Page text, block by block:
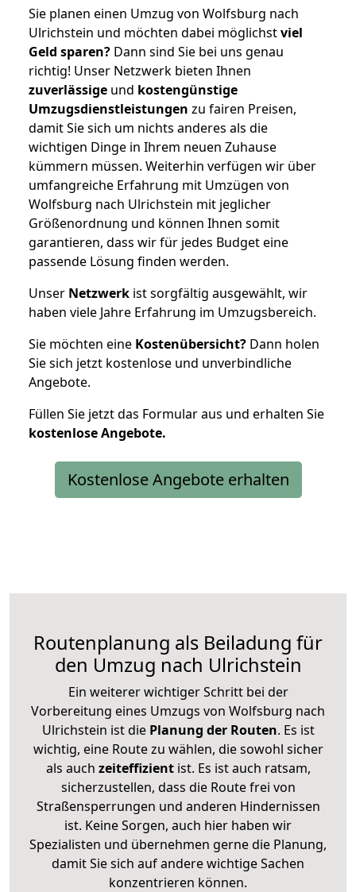
Sie planen einen Umzug von Wolfsburg nach
Ulrichstein und möchten dabei möglichstviel
Geld sparen? Dann sind Sie bei uns genau
richtig! Unser Netzwerk bieten Ihnen
zuverlässige und kostengünstige
Umzugsdienstleistungen zu fairen Preisen,
damit Sie sich um nichts anderes als die
wichtigen Dinge in Ihrem neuen Zuhause
kümmern müssen. Weiterhin verfügen wir über
umfangreiche Erfahrung mit Umzügen von
Wolfsburg nach Ulrichstein mit jeglicher
Größenordnung und können Ihnen somit
garantieren, dass wir für jedes Budget eine
passende Lösung finden werden.
Unser Netzwerk ist sorgfältig ausgewählt, wir
haben viele Jahre Erfahrung im Umzugsbereich.
Sie möchten eine Kostenübersicht? Dann holen
Sie sich jetzt kostenlose und unverbindliche
Angebote.
Füllen Sie jetzt das Formular aus und erhalten Sie
kostenloseAngebote.
Kostenlose Angebote erhalten
Routenplanung als Beiladung für
den Umzug nach Ulrichstein
Ein weiterer wichtiger Schritt bei der
Vorbereitung eines Umzugs von Wolfsburg nach
Ulrichstein ist diePlanung der Routen. Es ist
wichtig, eine Route zu wählen, die sowohl sicher
als auch zeiteffizientist. Es ist auch ratsam,
sicherzustellen, dass die Route frei von
Straßensperrungen und anderen Hindernissen
ist. Keine Sorgen, auch hier haben wir
Spezialisten und übernehmen gerne die Planung,
damit Sie sich auf andere wichtige Sachen
konzentrieren können.